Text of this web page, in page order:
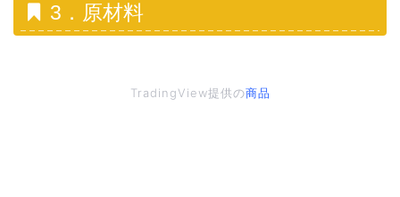
3．原材料
TradingView提供の商品